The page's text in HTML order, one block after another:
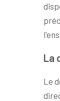
La
Le